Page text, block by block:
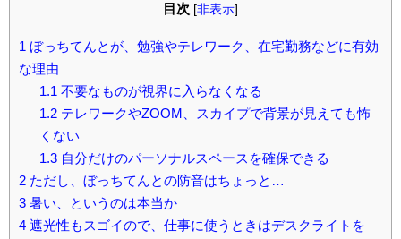
目次 [非表示]
1 ぼっちてんとが、勉強やテレワーク、在宅勤務などに有効
な理由
1.1 不要なものが視界に入らなくなる
1.2テレワークやZOOM、スカイプで背景が見えても怖
くない
1.3自分だけのパーソナルスペースを確保できる
2 ただし、ぼっちてんとの防音はちょっと…
3 暑い、というのは本当か
4 遮光性もスゴイので、仕事に使うときはデスクライトを